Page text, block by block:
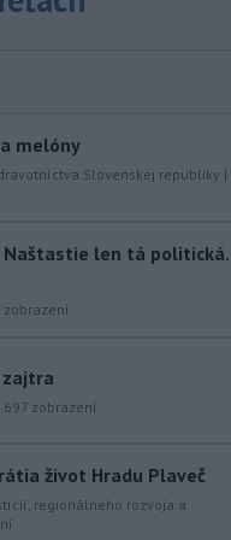
melóny
Slovenskej republiky |
Naštastie len tá politická.
zobrazení
zajtra
697 zobrazení
život Hradu Plaveč
regionálneho rozvoja a